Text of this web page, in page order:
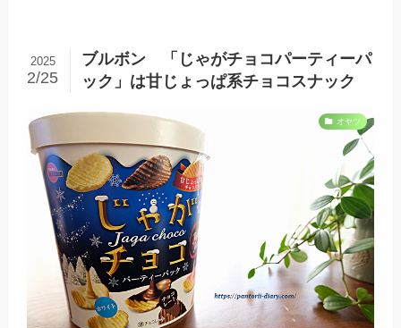
ブルボン 「じゃがチョコパーティーパ
ック」は甘じょっぱ系チョコスナック
2025
2/25
オヤツ